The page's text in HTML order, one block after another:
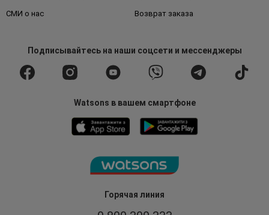
Горячая линия
СМИ о нас Возврат заказа
Подписывайтесьна наши соцсети и мессенджеры
Watsons в вашем смартфоне